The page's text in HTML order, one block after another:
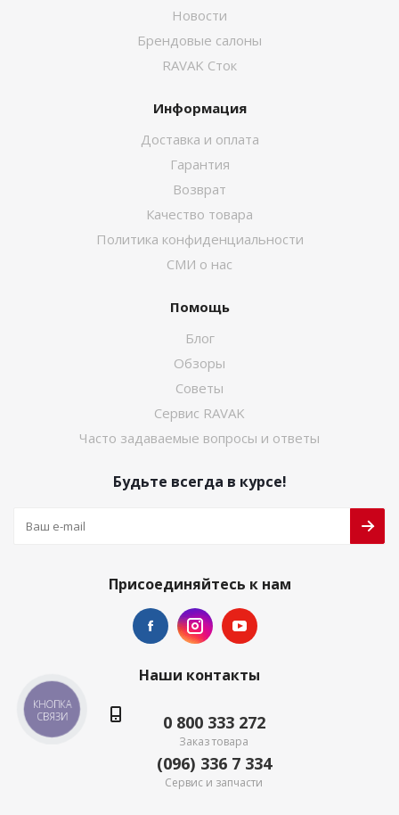
Новости
Брендовые салоны
RAVAK Сток
Информация
Доставка и оплата
Гарантия
Возврат
Качество товара
Политика конфиденциальности
СМИ о нас
Помощь
Блог
Обзоры
Советы
Сервис RAVAK
Часто задаваемые вопросы и ответы
Будьте всегда в курсе!
Присоединяйтесь к нам
Наши контакты
0 800 333 272
Заказ товара
(096) 336 7 334
Сервис и запчасти
КНОПКА
СВЯЗИ